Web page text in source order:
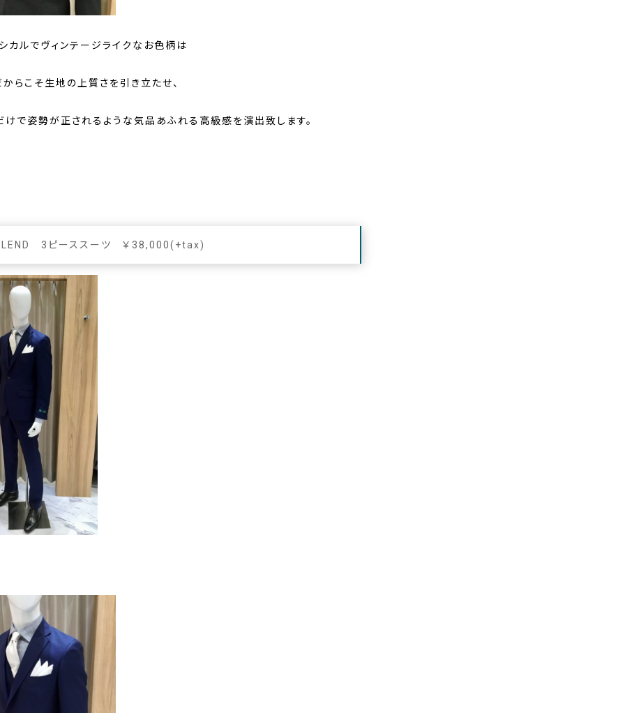
カルでヴィンテージライクなお色柄は
らこそ生地の上質さを引き立たせ、
けで姿勢が正されるような気品あふれる高級感を演出致します。
3ピーススーツ ￥38,000(+tax)